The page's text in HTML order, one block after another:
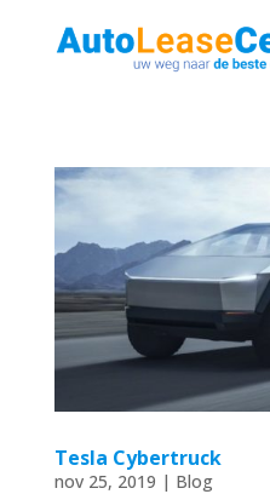
Tesla Cybertruck
nov 25, 2019 | Blog